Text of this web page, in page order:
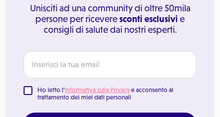
Unisciti ad una community di oltre 50mila
persone per riceveresconti esclusivi e
consigli di salute dai nostri esperti.
Ho letto l'Informativa sulla Privacy e acconsento al
trattamento dei miei dati personali